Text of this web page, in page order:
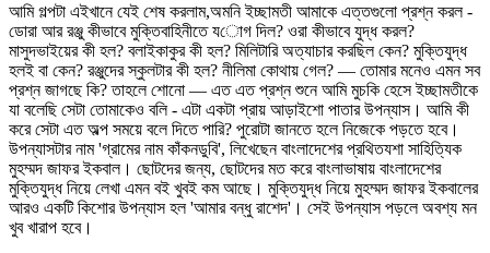
আমি গল্পটা এইখানে যেই শেষ করলাম,অমনি ইচ্ছামতী আমাকে এত্তগুলো প্রশ্ন করল -
ডোরা আর রঞ্জু কীভাবে মুক্তিবাহিনীতে যোগ দিল? ওরা কীভাবে যুদ্ধ করল?
মাসুদভাইয়ের কী হল? বলাইকাকুর কী হল? মিলিটারি অত্যাচার করছিল কেন? মুক্তিযুদ্ধ
হলই বা কেন? রঞ্জুদের স্কুলটার কী হল? নীলিমা কোথায় গেল? — তোমার মনেও এমন সব
প্রশ্ন জাগছে কি? তাহলে শোনো — এত এত প্রশ্ন শুনে আমি মুচকি হেসে ইচ্ছামতীকে
যা বলেছি সেটা তোমাকেও বলি - এটা একটা প্রায় আড়াইশো পাতার উপন্যাস। আমি কী
করে সেটা এত অল্প সময়ে বলে দিতে পারি? পুরোটা জানতে হলে নিজেকে পড়তে হবে।
উপন্যাসটার নাম 'গ্রামের নাম কাঁকনডুবি', লিখেছেন বাংলাদেশের প্রথিতযশা সাহিত্যিক
মুহম্মদ জাফর ইকবাল। ছোটদের জন্য, ছোটদের মত করে বাংলাভাষায় বাংলাদেশের
মুক্তিযুদ্ধ নিয়ে লেখা এমন বই খুবই কম আছে। মুক্তিযুদ্ধ নিয়ে মুহম্মদ জাফর ইকবালের
আরও একটি কিশোর উপন্যাস হল 'আমার বন্ধু রাশেদ'। সেই উপন্যাস পড়লে অবশ্য মন
খুব খারাপ হবে।